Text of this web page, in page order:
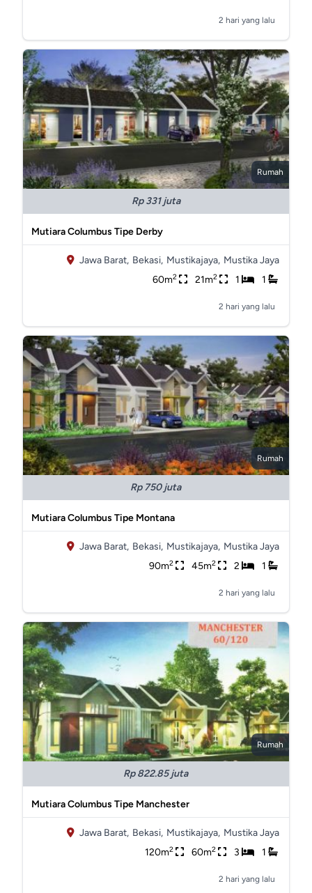
2 hari yang lalu
Rumah
Rp 331 juta
Mutiara Columbus Tipe Derby
Jawa Barat, Bekasi, Mustikajaya, Mustika Jaya
60m2 21m2 1 1
2 hari yang lalu
Rumah
Rp 750 juta
Mutiara Columbus Tipe Montana
Jawa Barat, Bekasi, Mustikajaya, Mustika Jaya
90m2 45m2 2 1
2 hari yang lalu
Rumah
Rp 822.85 juta
Mutiara Columbus Tipe Manchester
Jawa Barat, Bekasi, Mustikajaya, Mustika Jaya
120m2 60m2 3 1
2 hari yang lalu